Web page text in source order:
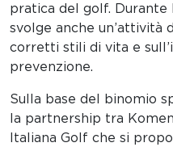
pratica del golf.
svolge anche un’attività
corretti stili di vita e
prevenzione.
Sulla base del binomio
la partnership tra
Italiana Golf che si